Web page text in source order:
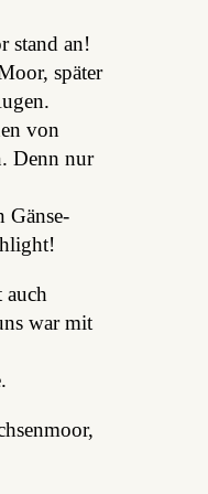
stand an!
später
von
Denn nur
Gänse-
auch
war mit